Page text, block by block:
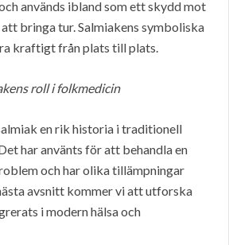
används ibland som ett skydd mot
bringa tur. Salmiakens symboliska
kraftigt från plats till plats.
roll i folkmedicin
en rik historia i traditionell
har använts för att behandla en
och har olika tillämpningar
avsnitt kommer vi att utforska
i modern hälsa och